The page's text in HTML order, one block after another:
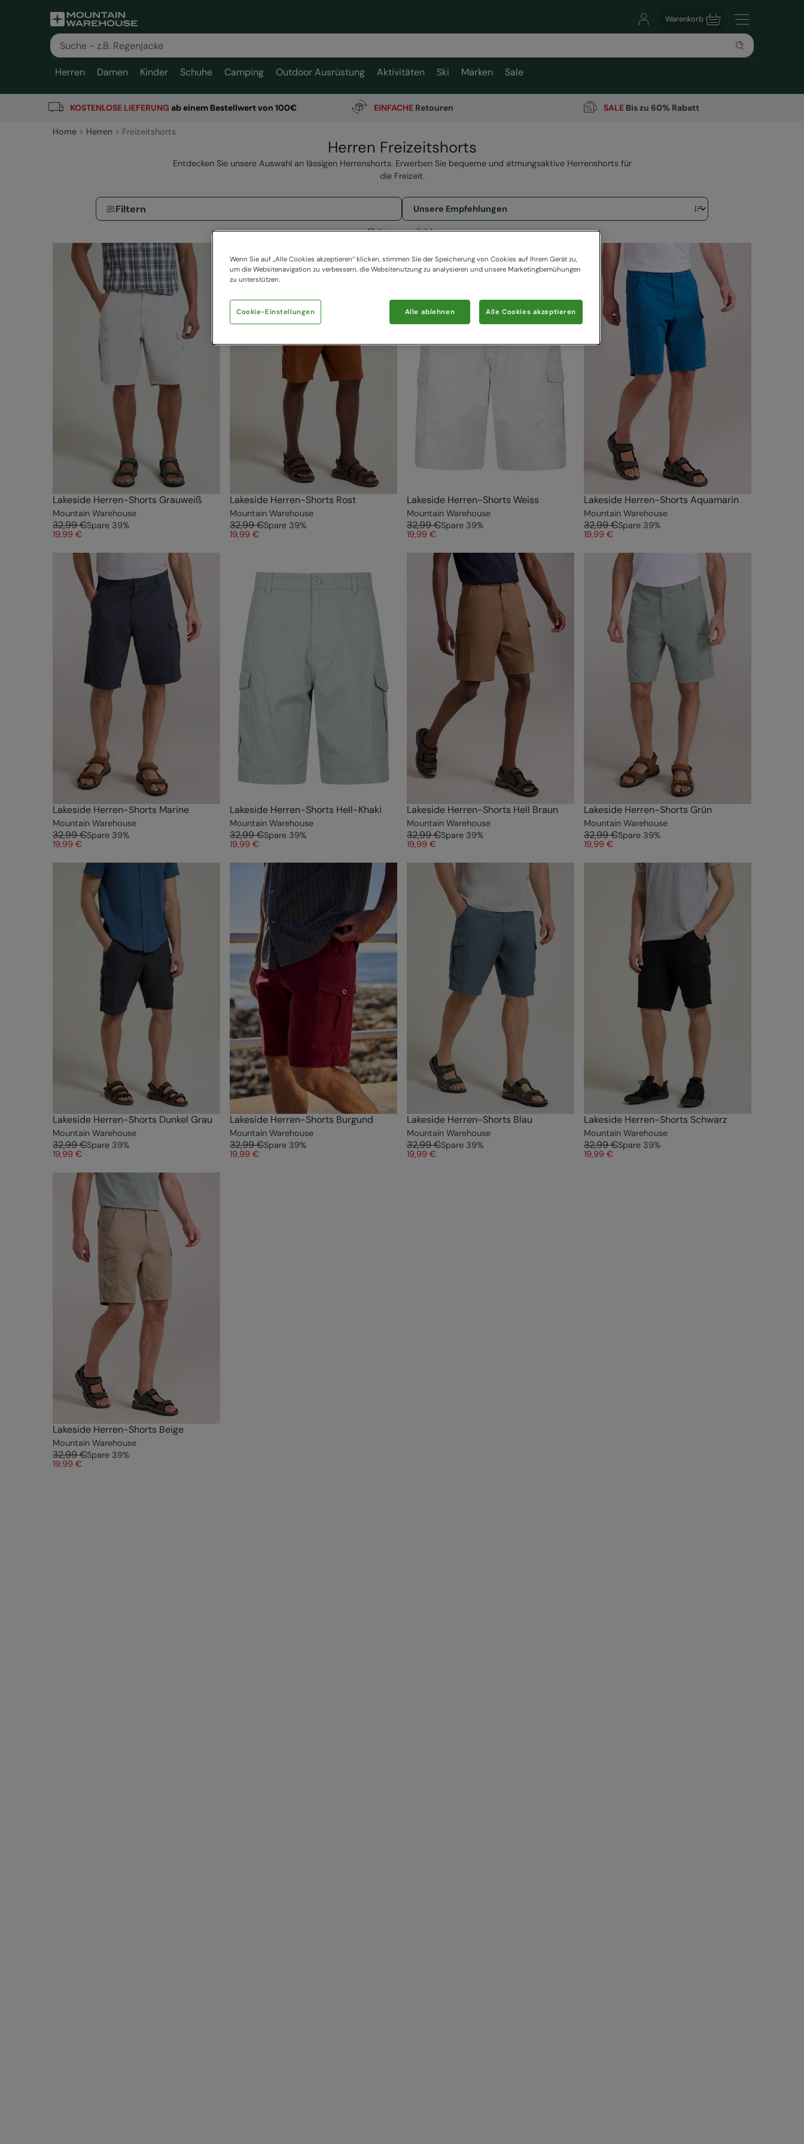
Warenkorb
Herren Damen Kinder Schuhe Camping Outdoor Ausrüstung Aktivitäten Ski Marken Sale
KOSTENLOSE LIEFERUNG ab einem Bestellwert von 100€ EINFACHE Retouren SALEBis zu 60% Rabatt
Home Herren Freizeitshorts
Herren Freizeitshorts
Entdecken Sie unsere Auswahl an lässigen Herrenshorts. Erwerben Sie bequeme und atmungsaktive Herrenshorts für
die Freizeit.
Filtern
13 items available
Lakeside Herren-Shorts Grauweiß
Mountain Warehouse
32,99 €Spare 39%
19,99 €
Lakeside Herren-Shorts Rost
Mountain Warehouse
32,99 €Spare 39%
19,99 €
Lakeside Herren-Shorts Weiss
Mountain Warehouse
32,99 €Spare 39%
19,99 €
Lakeside Herren-Shorts Aquamarin
Mountain Warehouse
32,99 €Spare 39%
19,99 €
Lakeside Herren-Shorts Marine
Mountain Warehouse
32,99 €Spare 39%
19,99 €
Lakeside Herren-Shorts Hell-Khaki
Mountain Warehouse
32,99 €Spare 39%
19,99 €
Lakeside Herren-Shorts Hell Braun
Mountain Warehouse
32,99 €Spare 39%
19,99 €
Lakeside Herren-Shorts Grün
Mountain Warehouse
32,99 €Spare 39%
19,99 €
Lakeside Herren-Shorts Dunkel Grau
Mountain Warehouse
32,99 €Spare 39%
19,99 €
Lakeside Herren-Shorts Burgund
Mountain Warehouse
32,99 €Spare 39%
19,99 €
Lakeside Herren-Shorts Blau
Mountain Warehouse
32,99 €Spare 39%
19,99 €
Lakeside Herren-Shorts Schwarz
Mountain Warehouse
32,99 €Spare 39%
19,99 €
Lakeside Herren-Shorts Beige
Mountain Warehouse
32,99 €Spare 39%
19,99 €
Wenn Sie auf „Alle Cookies akzeptieren“ klicken, stimmen Sie der Speicherung von Cookies auf Ihrem Gerät zu,
um die Websitenavigation zu verbessern, die Websitenutzung zu analysieren und unsere Marketingbemühungen
zu unterstützen.
Cookie-Einstellungen Alle ablehnen Alle Cookies akzeptieren